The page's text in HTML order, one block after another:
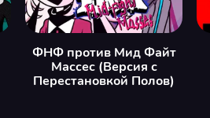
ФНФ против Мид Файт
Массес (Версия с
Перестановкой Полов)